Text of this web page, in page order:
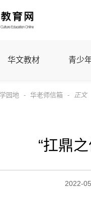
华文教材 青少
园地 - 华老师信箱 - 正文
“扛鼎
2022-